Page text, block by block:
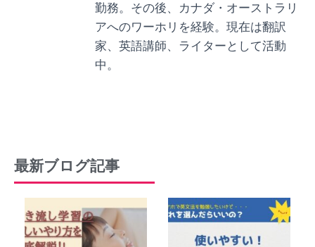
勤務。その後、カナダ・オーストラリ
アへのワーホリを経験。現在は翻訳
家、英語講師、ライターとして活動
中。
最新ブログ記事